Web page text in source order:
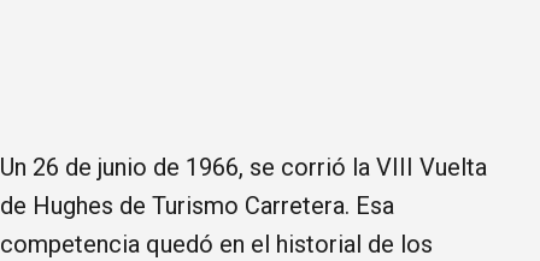
Un 26 de junio de 1966, se corrió la VIII Vuelta
de Hughes de Turismo Carretera. Esa
competencia quedó en el historial de los